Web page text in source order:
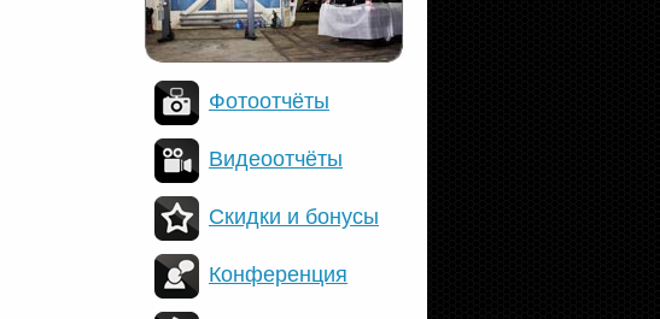
Фотоотчёты
Видеоотчёты
Скидки и бонусы
Конференция